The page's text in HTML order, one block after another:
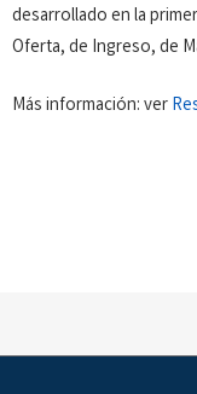
desarrollado en la
Oferta, de Ingreso, de
Más información: ver